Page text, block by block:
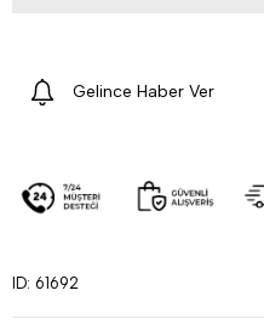
Gelince Haber Ver
ID: 61692